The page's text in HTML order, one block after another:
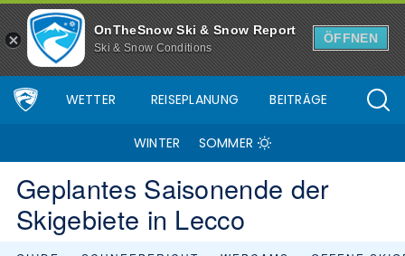
OnTheSnow Ski & Snow Report
Ski & Snow Conditions
ÖFFNEN
WETTER REISEPLANUNG BEITRÄGE
WINTER SOMMER
Geplantes Saisonende der
Skigebiete in Lecco